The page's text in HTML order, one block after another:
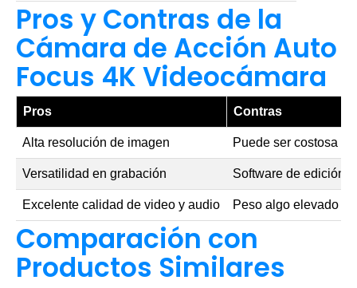
Pros y Contras de la
Cámara de Acción Auto
Focus 4K Videocámara
Pros Contras
Alta resolución de imagen Puede ser costosa
Versatilidad en grabación Software de edición
Excelente calidad de video y audio Peso algo elevado
Comparación con
Productos Similares